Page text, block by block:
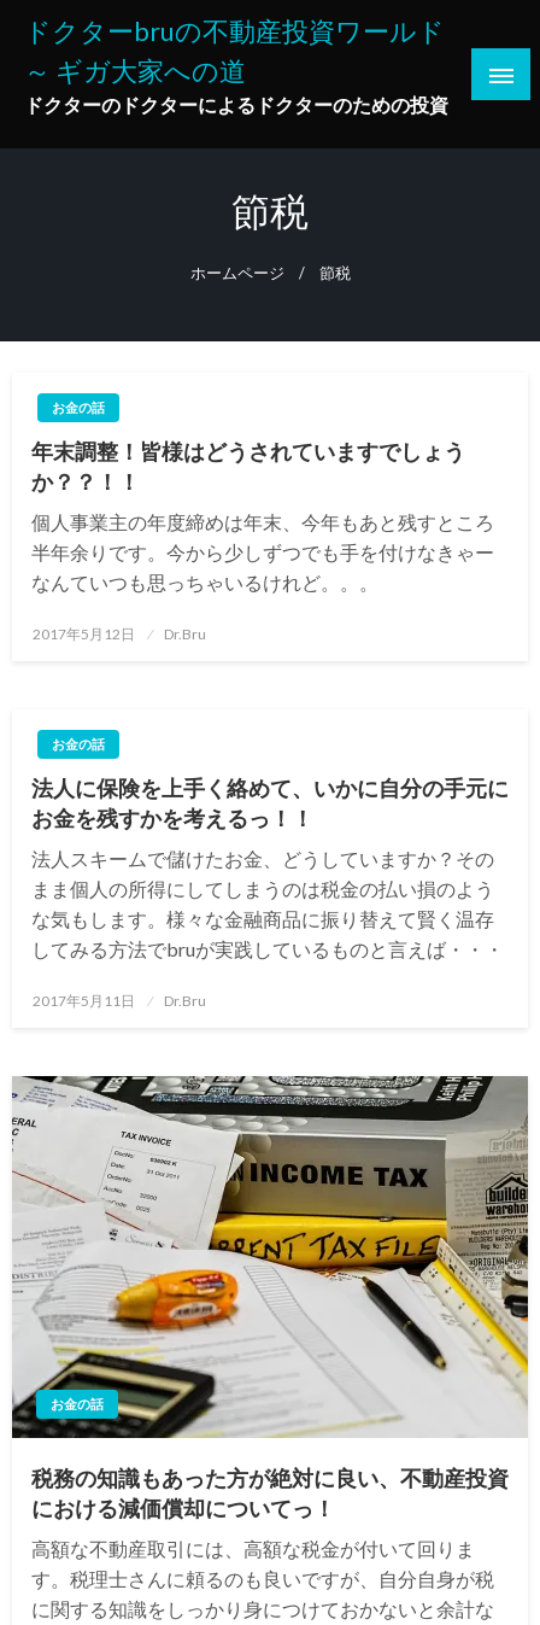
ドクターbruの不動産投資ワールド
～ ギガ大家への道
ドクターのドクターによるドクターのための投資
節税
ホームページ 節税
お金の話
年末調整！皆様はどうされていますでしょう
か？？！！
個人事業主の年度締めは年末、今年もあと残すところ
半年余りです。今から少しずつでも手を付けなきゃー
なんていつも思っちゃいるけれど。。。
投
2017年5月12日 Dr.Bru
お金の話
法人に保険を上手く絡めて、いかに自分の手元に
お金を残すかを考えるっ！！
法人スキームで儲けたお金、どうしていますか？その
まま個人の所得にしてしまうのは税金の払い損のよう
な気もします。様々な金融商品に振り替えて賢く温存
してみる方法でbruが実践しているものと言えば・・・
投
2017年5月11日 Dr.Bru
お金の話
税務の知識もあった方が絶対に良い、不動産投資
における減価償却についてっ！
高額な不動産取引には、高額な税金が付いて回りま
す。税理士さんに頼るのも良いですが、自分自身が税
に関する知識をしっかり身につけておかないと余計な